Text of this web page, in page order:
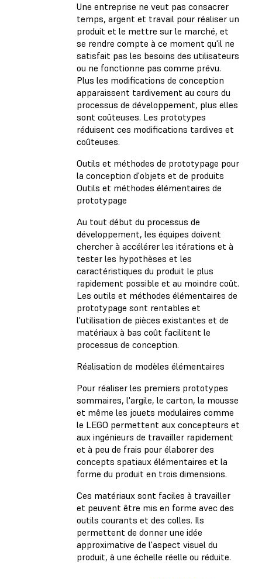
Une entreprise ne veut pas consacrer
temps, argent et travail pour réaliser un
produit et le mettre sur le marché, et
se rendre compte à ce moment qu'il ne
satisfait pas les besoins des utilisateurs
ou ne fonctionne pas comme prévu.
Plus les modifications de conception
apparaissent tardivement au cours du
processus de développement, plus elles
sont coûteuses. Les prototypes
réduisent ces modifications tardives et
coûteuses.
Outils et méthodes de prototypage pour
la conception d'objets et de produits
Outils et méthodes élémentaires de
prototypage
Au tout début du processus de
développement, les équipes doivent
chercher à accélérer les itérations et à
tester les hypothèses et les
caractéristiques du produit le plus
rapidement possible et au moindre coût.
Les outils et méthodes élémentaires de
prototypage sont rentables et
l'utilisation de pièces existantes et de
matériaux à bas coût facilitent le
processus de conception.
Réalisation de modèles élémentaires
Pour réaliser les premiers prototypes
sommaires, l'argile, le carton, la mousse
et même les jouets modulaires comme
le LEGO permettent aux concepteurs et
aux ingénieurs de travailler rapidement
et à peu de frais pour élaborer des
concepts spatiaux élémentaires et la
forme du produit en trois dimensions.
Ces matériaux sont faciles à travailler
et peuvent être mis en forme avec des
outils courants et des colles. Ils
permettent de donner une idée
approximative de l'aspect visuel du
produit, à une échelle réelle ou réduite.